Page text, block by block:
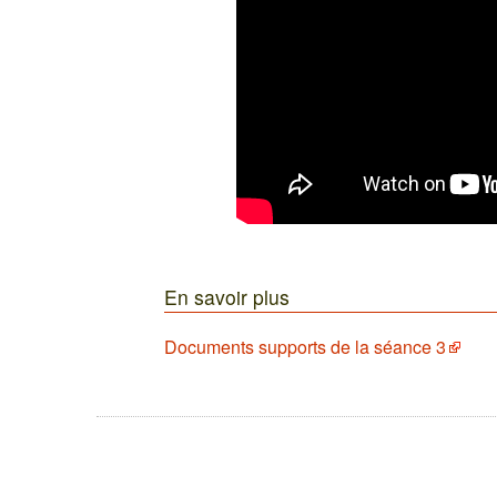
En savoir plus
Documents supports de la séance 3